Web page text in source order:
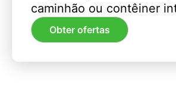
caminhão ou contêiner
Obter ofertas